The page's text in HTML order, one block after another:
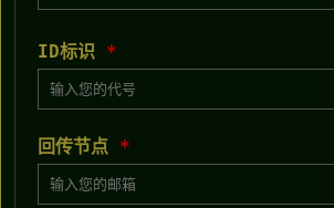
ID标识 *
回传节点 *